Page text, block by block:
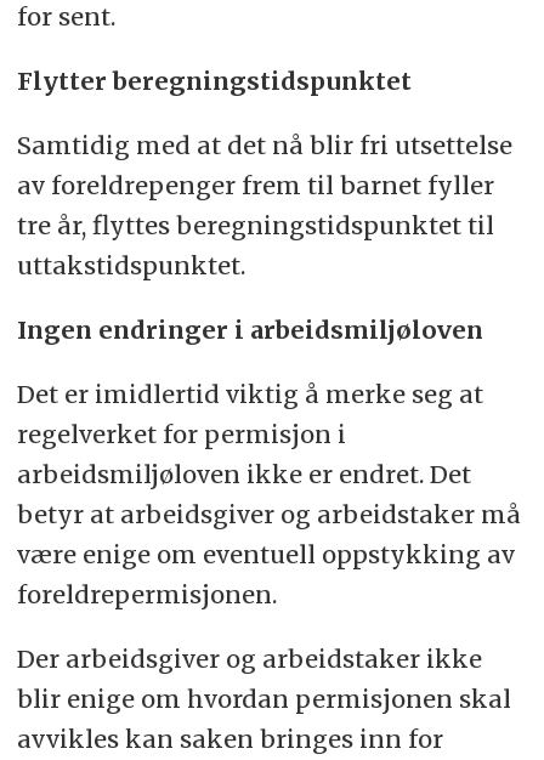
for sent.
Flytter beregningstidspunktet
Samtidig med at det nå blir fri utsettelse
av foreldrepenger frem til barnet fyller
tre år, flyttes beregningstidspunktet til
uttakstidspunktet.
Ingen endringer i arbeidsmiljøloven
Det er imidlertid viktig å merke seg at
regelverket for permisjon i
arbeidsmiljøloven ikke er endret. Det
betyr at arbeidsgiver og arbeidstaker må
være enige om eventuell oppstykking av
foreldrepermisjonen.
Der arbeidsgiver og arbeidstaker ikke
blir enige om hvordan permisjonen skal
avvikles kan saken bringes inn for